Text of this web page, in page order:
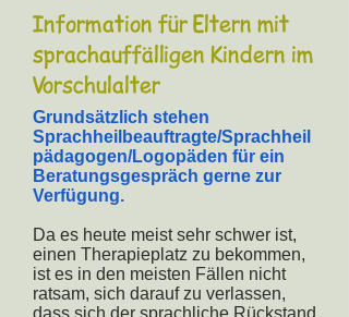
Information für Eltern mit
sprachauffälligen Kindern im
Vorschulalter
Grundsätzlich stehen
Sprachheilbeauftragte/Sprachheil
pädagogen/Logopäden für ein
Beratungsgespräch gerne zur
Verfügung.
Da es heute meist sehr schwer ist,
einen Therapieplatz zu bekommen,
ist es in den meisten Fällen nicht
ratsam, sich darauf zu verlassen,